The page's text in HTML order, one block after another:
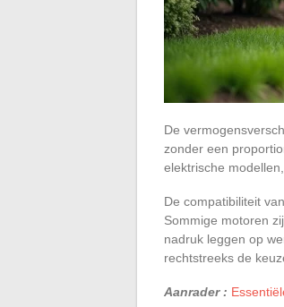
De
zonder een
elektrische
De compatibiliteit
Sommige motoren
nadruk leggen op
rechtstreeks de
Aanrader :